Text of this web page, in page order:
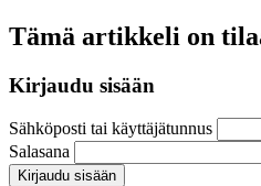
Tämä artikkeli on
Kirjaudu sisään
Sähköposti tai käyttäjätunnus
Salasana
Kirjaudu sisään